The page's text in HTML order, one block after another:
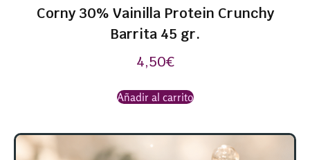
Corny 30% Vainilla Protein Crunchy
Barrita 45 gr.
4,50€
Añadir al carrito